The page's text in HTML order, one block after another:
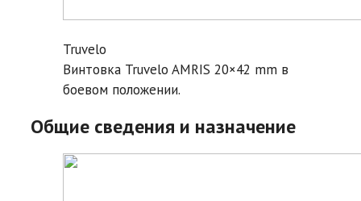
Truvelo
Винтовка Truvelo AMRIS 20×42 mm в
боевом положении.
Общие сведения и назначение